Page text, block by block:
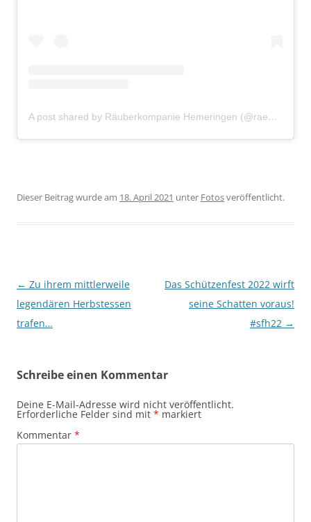
A post shared by Räuberkompanie Hemeringen (@raeuberkompanie)
Dieser Beitrag wurde am 18. April 2021 unter Fotosveröffentlicht.
Beitragsnavigation
← Zu ihrem mittlerweile
legendären Herbstessen
trafen…
Das Schützenfest 2022 wirft
seine Schatten voraus!
#sfh22 →
Schreibe einen Kommentar
Deine E-Mail-Adresse wird nicht veröffentlicht.
Erforderliche Felder sind mit * markiert
Kommentar *